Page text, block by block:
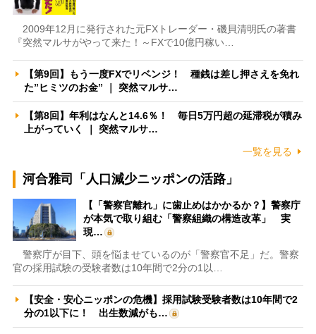
2009年12月に発行された元FXトレーダー・磯貝清明氏の著書
『突然マルサがやって来た！～FXで10億円稼い…
【第9回】もう一度FXでリベンジ！ 種銭は差し押さえを免れ
た”ヒミツのお金” ｜ 突然マルサ…
【第8回】年利はなんと14.6％！ 毎日5万円超の延滞税が積み
上がっていく ｜ 突然マルサ…
一覧を見る
河合雅司「人口減少ニッポンの活路」
【「警察官離れ」に歯止めはかかるか？】警察庁
が本気で取り組む「警察組織の構造改革」 実
現…
警察庁が目下、頭を悩ませているのが「警察官不足」だ。警察
官の採用試験の受験者数は10年間で2分の1以…
【安全・安心ニッポンの危機】採用試験受験者数は10年間で2
分の1以下に！ 出生数減がも…